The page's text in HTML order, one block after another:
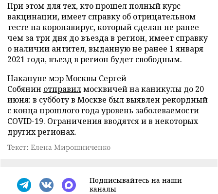
При этом для тех, кто прошел полный курс
вакцинации, имеет справку об отрицательном
тесте на коронавирус, который сделан не ранее
чем за три дня до въезда в регион, имеет справку
о наличии антител, выданную не ранее 1 января
2021 года, въезд в регион будет свободным.
Накануне мэр Москвы Сергей
Собянин отправилмосквичей на каникулы до 20
июня: в субботу в Москве был выявлен рекордный
с конца прошлого года уровень заболеваемости
COVID-19. Ограничения вводятся и в некоторых
других регионах.
Текст: Елена Мирошниченко
Подписывайтесь на наши
каналы